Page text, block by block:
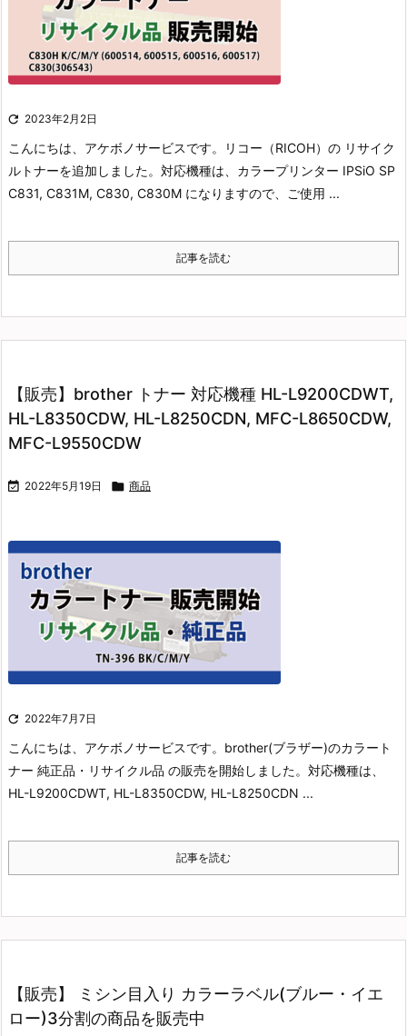
 2023年2月2日
こんにちは、アケボノサービスです。
リコー（RICOH）の リサイク
ルトナーを追加しました。 対応機種は、カラープリンター IPSiO SP
C831, C831M, C830, C830M になりますので、ご使用 ...
記事を読む
【販売】brother トナー 対応機種 HL-L9200CDWT,
HL-L8350CDW, HL-L8250CDN, MFC-L8650CDW,
MFC-L9550CDW
 2022年5月19日  商品
 2022年7月7日
こんにちは、アケボノサービスです。 brother(ブラザー)のカラート
ナー 純正品・リサイクル品 の販売を開始しました。 対応機種は、
HL-L9200CDWT, HL-L8350CDW, HL-L8250CDN ...
記事を読む
【販売】 ミシン目入り カラーラベル(ブルー・イエ
ロー)3分割の商品を販売中